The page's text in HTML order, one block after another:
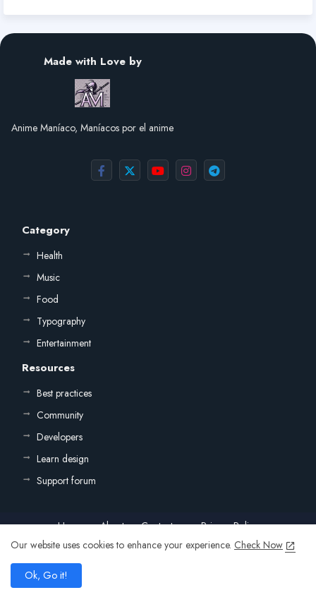
Made with Love by
Anime Maníaco, Maníacos por el anime
Category
Health
Music
Food
Typography
Entertainment
Resources
Best practices
Community
Developers
Learn design
Support forum
Home About Contact us
Privacy Policy
All Right Reserved Copyright ©
Our website uses cookies to enhance your experience. Check Now
Ok, Go it!
home